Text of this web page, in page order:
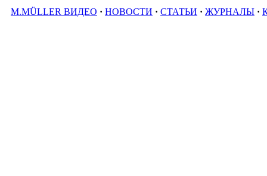
M.MÜLLER ВИДЕО · НОВОСТИ · СТАТЬИ · ЖУРНАЛЫ ·